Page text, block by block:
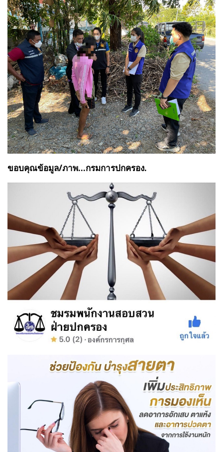
ขอบคุณข้อมูล/ภาพ...กรมการปกครอง.